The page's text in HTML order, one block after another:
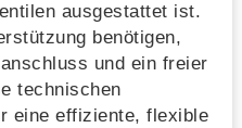
ausgestattet ist.
benötigen,
und ein freier
technischen
eine effiziente, flexible